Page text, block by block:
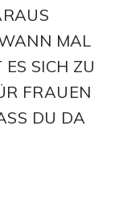
MAL
SICH ZU
FRAUEN
DU DA